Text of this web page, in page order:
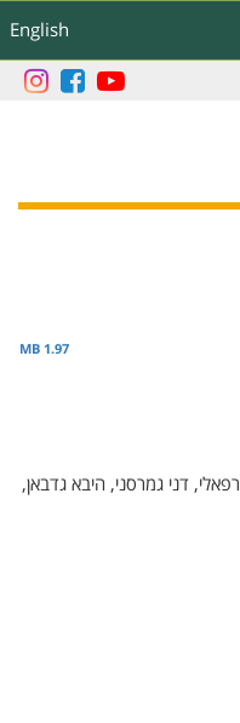
English
1.97 MB
דני גמרסני, היבא גדבאן,